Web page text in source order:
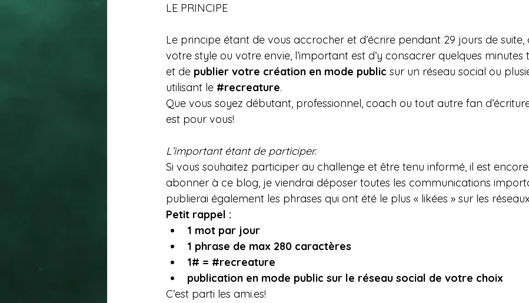
LE PRINCIPE
Le principe étant de vous accrocher et d’écrire pendant 29 jours de suite,
votre style ou votre envie, l’important est d’y consacrer quelques minutes
et de publier votre création en mode public sur un réseau social ou
utilisant le #recreature.
Que vous soyez débutant, professionnel, coach ou tout autre fan
est pour vous!
L’important étant de participer.
Si vous souhaitez participer au challenge et être tenu informé, il est
abonner à ce blog, je viendrai déposer toutes les communications
publierai également les phrases qui ont été le plus « likées » sur les
Petit rappel :
1 mot par jour
1 phrase de max 280 caractères
1# = #recreature
publication en mode public sur le réseau social de votre choix
C’est parti les ami.es!